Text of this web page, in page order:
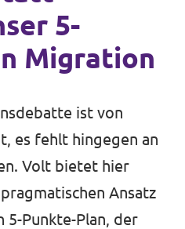
Shop
5-
Migration
ist von
es fehlt hingegen an
Volt bietet hier
Ansatz
5-Punkte-Plan, der